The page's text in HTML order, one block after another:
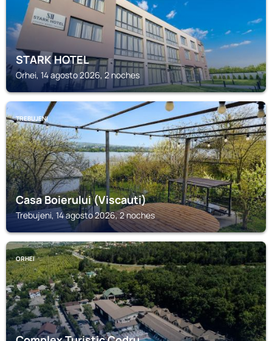
STARK HOTEL
Orhei, 14 agosto 2026, 2 noches
TREBUJENI
Casa Boierului (Viscauti)
Trebujeni, 14 agosto 2026, 2 noches
ORHEI